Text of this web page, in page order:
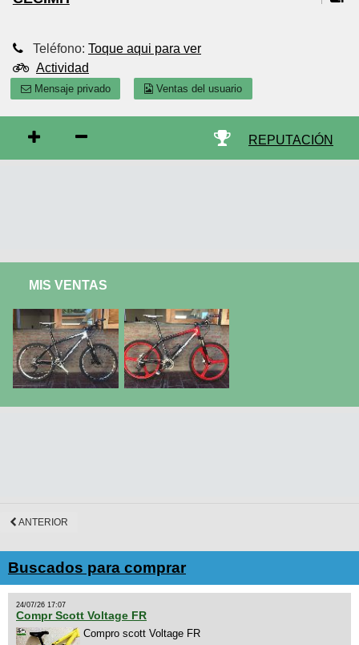
Teléfono: Toque aqui para ver
Actividad
Mensaje privado Ventas del usuario
REPUTACIÓN
MIS VENTAS
ANTERIOR
Buscados para comprar
24/07/26 17:07
Compr Scott Voltage FR
Compro scott Voltage FR